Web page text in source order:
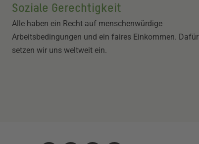
Soziale Gerechtigkeit
Alle haben ein Recht auf menschenwürdige
Arbeitsbedingungen und ein faires Einkommen. Dafür
setzen wir uns weltweit ein.